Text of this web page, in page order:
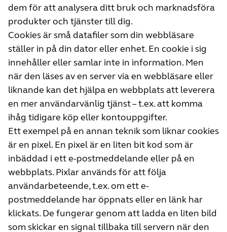
dem för att analysera ditt bruk och marknadsföra
produkter och tjänster till dig.
Cookies är små datafiler som din webbläsare
ställer in på din dator eller enhet. En cookie i sig
innehåller eller samlar inte in information. Men
när den läses av en server via en webbläsare eller
liknande kan det hjälpa en webbplats att leverera
en mer användarvänlig tjänst – t.ex. att komma
ihåg tidigare köp eller kontouppgifter.
Ett exempel på en annan teknik som liknar cookies
är en pixel. En pixel är en liten bit kod som är
inbäddad i ett e-postmeddelande eller på en
webbplats. Pixlar används för att följa
användarbeteende, t.ex. om ett e-
postmeddelande har öppnats eller en länk har
klickats. De fungerar genom att ladda en liten bild
som skickar en signal tillbaka till servern när den